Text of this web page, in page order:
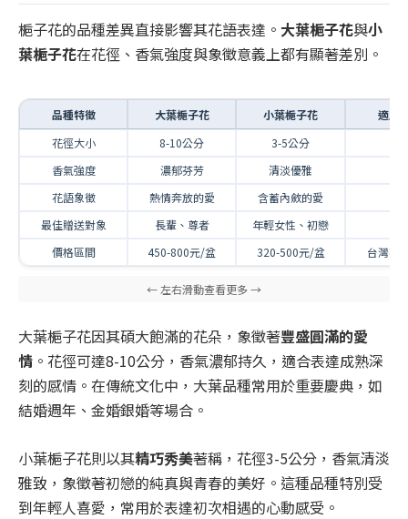
梔子花的品種差異直接影響其花語表達。 大葉梔子花與小
葉梔子花在花徑、香氣強度與象徵意義上都有顯著差別。
品種特徵 大葉梔子花 小葉梔子花
適用
花徑大小
8-10公分 3-5公分
香氣強度
濃郁芬芳 清淡優雅
花語象徵
熱情奔放的愛 含蓄內斂的愛
最佳贈送對象
長輩、尊者 年輕女性、初戀
價格區間
450-800元/盆 320-500元/盆 台灣花
大葉梔子花因其碩大飽滿的花朵，象徵著豐盛圓滿的愛
情 。花徑可達8-10公分，香氣濃郁持久，適合表達成熟深
刻的感情。在傳統文化中，大葉品種常用於重要慶典，如
結婚週年、金婚銀婚等場合。
小葉梔子花則以其精巧秀美著稱，花徑3-5公分，香氣清淡
雅致，象徵著初戀的純真與青春的美好。這種品種特別受
到年輕人喜愛，常用於表達初次相遇的心動感受。